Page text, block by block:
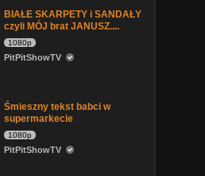
BIAŁE SKARPETY i SANDAŁY
czyli MÓJ brat JANUSZ....
1080p
PitPitShowTV
Śmieszny tekst babci w
supermarkecie
1080p
PitPitShowTV